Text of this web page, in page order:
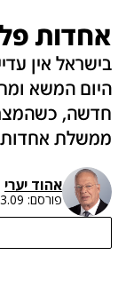
אחדות
בישראל אין
היום המשא
חדשה,
ממשלת אחדות
אהוד יערי
פורסם: 18:00